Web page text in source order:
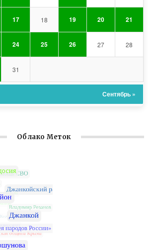
17 18 19 20 21
24 25 26 27 28
31
Сентябрь »
Облако Меток